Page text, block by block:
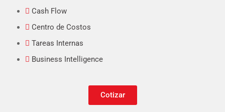
Cash Flow
Centro de Costos
Tareas Internas
Business Intelligence
Cotizar